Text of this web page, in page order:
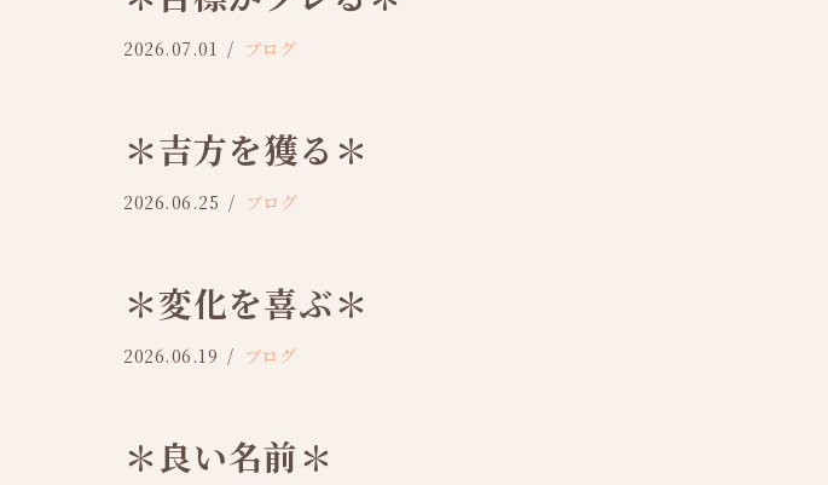
2026.07.01 ブログ
＊吉方を獲る＊
2026.06.25 ブログ
＊変化を喜ぶ＊
2026.06.19 ブログ
＊良い名前＊